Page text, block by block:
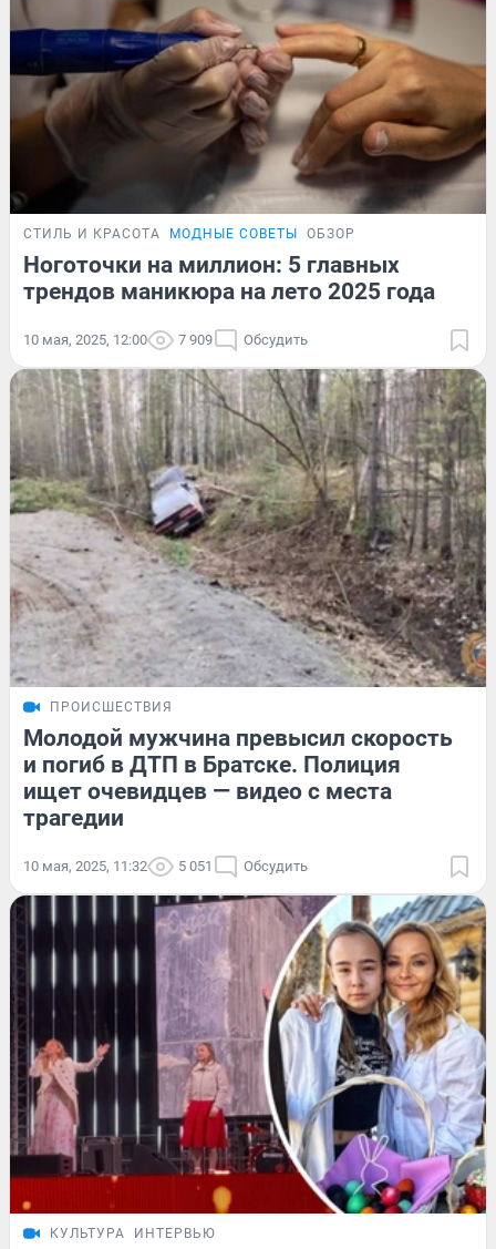
СТИЛЬ И КРАСОТА МОДНЫЕ СОВЕТЫ ОБЗОР
Ноготочки на миллион: 5 главных
трендов маникюра на лето 2025 года
10 мая, 2025, 12:00 7 909 Обсудить
ПРОИСШЕСТВИЯ
Молодой мужчина превысил скорость
и погиб в ДТП в Братске. Полиция
ищет очевидцев — видео с места
трагедии
10 мая, 2025, 11:32 5 051 Обсудить
КУЛЬТУРА ИНТЕРВЬЮ